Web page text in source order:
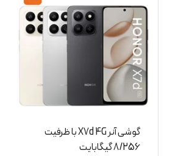
گوشی آنر 400 Lite 5G با ظرفیت
8/256 گیگابایت